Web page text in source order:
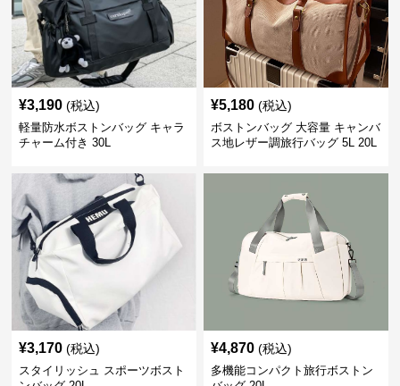
¥3,190 (税込)
軽量防水ボストンバッグ キャラ
チャーム付き 30L
¥5,180 (税込)
ボストンバッグ 大容量 キャンバ
ス地レザー調旅行バッグ 5L 20L
¥3,170 (税込)
スタイリッシュ スポーツボスト
¥4,870 (税込)
多機能コンパクト旅行ボストン